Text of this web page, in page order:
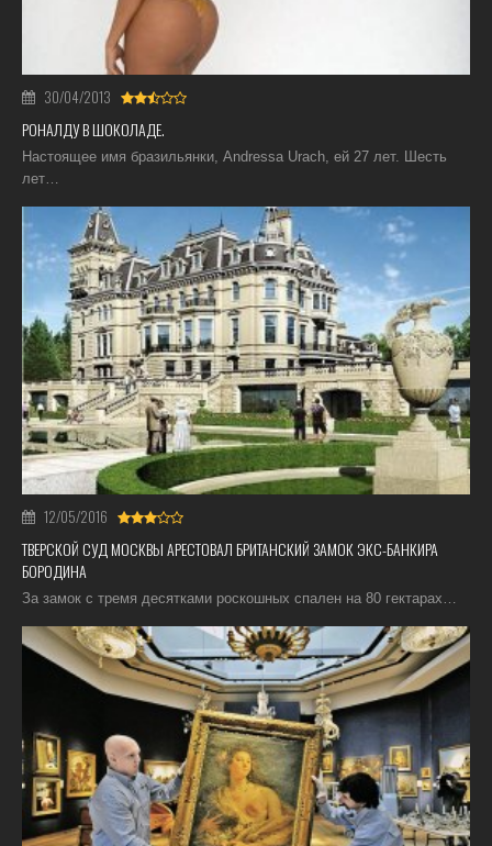
30/04/2013
РОНАЛДУ В ШОКОЛАДЕ.
Настоящее имя бразильянки, Andressa Urach, ей 27 лет. Шесть
лет…
12/05/2016
ТВЕРСКОЙ СУД МОСКВЫ АРЕСТОВАЛ БРИТАНСКИЙ ЗАМОК ЭКС-БАНКИРА
БОРОДИНА
За замок с тремя десятками роскошных спален на 80 гектарах…